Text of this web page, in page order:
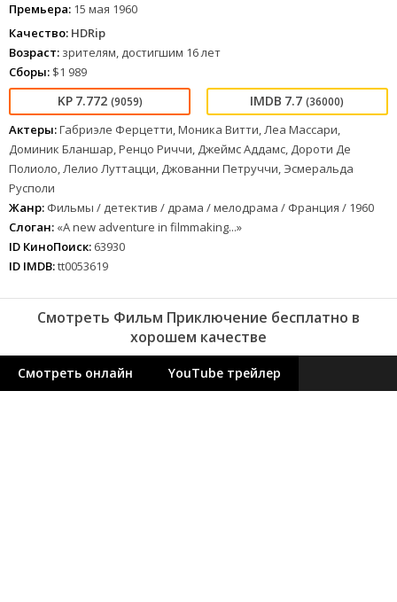
Премьера: 15 мая 1960
Качество: HDRip
Возраст: зрителям, достигшим 16 лет
Сборы: $1 989
7.772 (9059) 7.7 (36000)
Актеры:Габриэле Ферцетти, Моника Витти, Леа Массари,
Доминик Бланшар, Ренцо Риччи, Джеймс Аддамс, Дороти Де
Полиоло, Лелио Луттацци, Джованни Петруччи, Эсмеральда
Русполи
Жанр: Фильмы / детектив / драма / мелодрама / Франция / 1960
Слоган: «A new adventure in filmmaking...»
ID КиноПоиск: 63930
ID IMDB:tt0053619
Смотреть Фильм Приключение бесплатно в
хорошем качестве
Смотреть онлайн YouTube трейлер